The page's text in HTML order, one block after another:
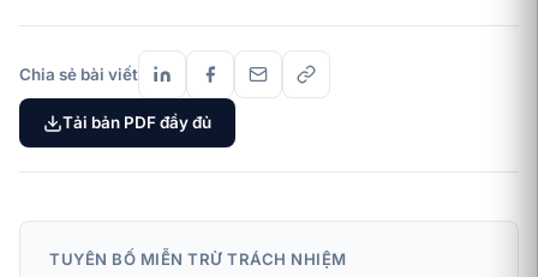
Chia sẻ bài viết
Tải bản PDF đầy đủ
TUYÊN BỐ MIỄN TRỪ TRÁCH NHIỆM